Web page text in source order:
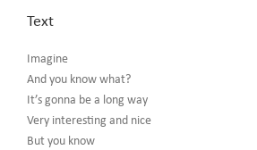
Text
Imagine
And you know what?
It’s gonna be a long way
Very interesting and nice
But you know